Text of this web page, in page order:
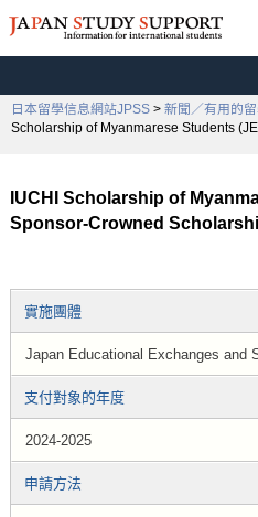
日本留學信息網站JPSS > 新聞／有用的
Scholarship of Myanmarese Students
IUCHI Scholarship of
Sponsor-Crowned
實施團體
Japan Educational Exchanges and
支付對象的年度
2024-2025
申請方法